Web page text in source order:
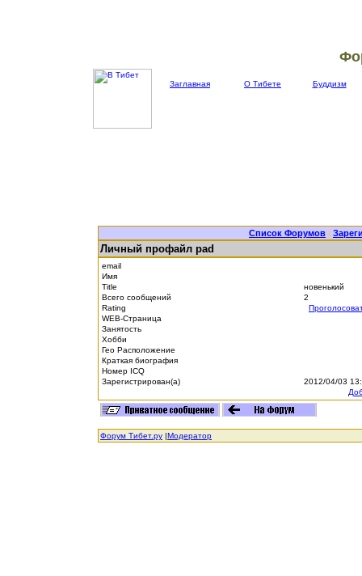
Заглавная О Тибете Буддизм
Список Форумов |
Личный профайл pad
email
Имя
Title
новенький
Всего сообщений
2
Rating
WEB-Страница
Занятость
Хобби
Гео Расположение
Краткая биография
Номер ICQ
Зарегистрирован(а)
2012/04/03
Форум Тибет.ру |Модератор